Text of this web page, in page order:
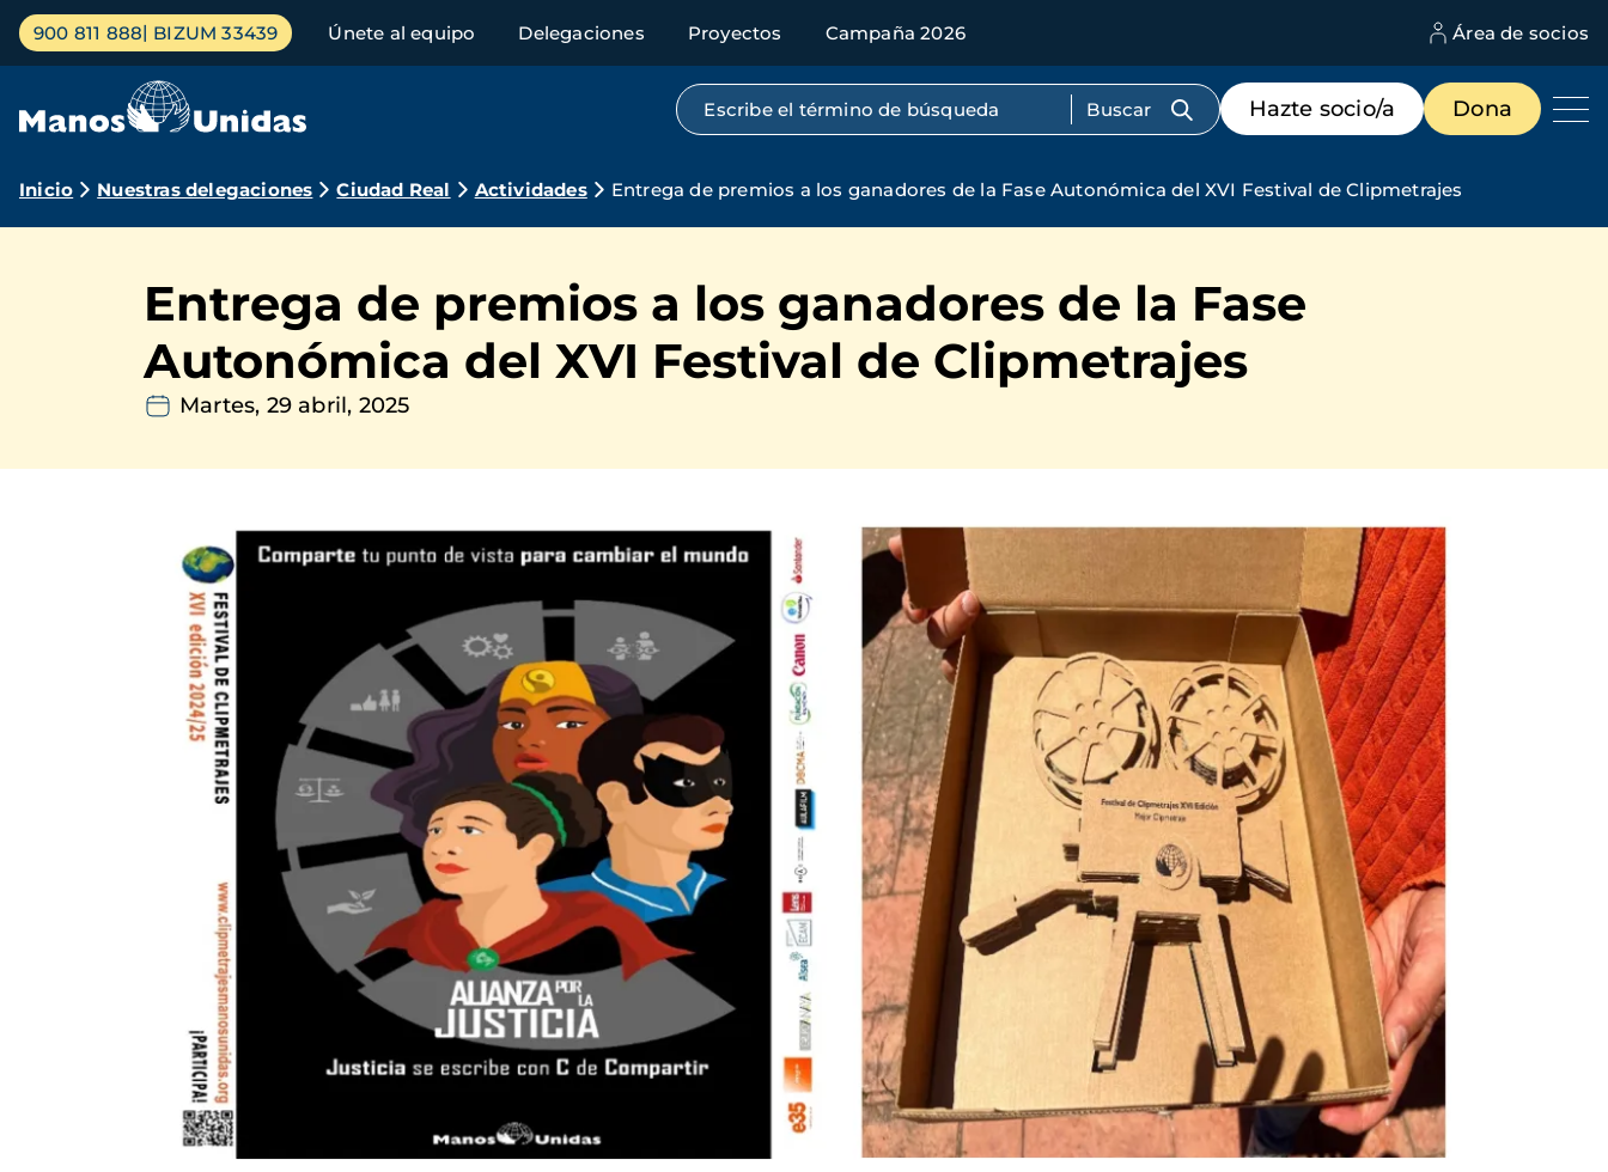
Pasar
contenido
Menú
principal
900 811 888 BIZUM 33439 Únete al equipo Delegaciones Proyectos Campaña 2026 Área de socios
Búsqueda por texto completo
Menú
de
destacados
Hazte socio/a Dona
Ruta
navegación
Inicio Nuestras delegaciones Ciudad Real Actividades Entrega de premios a los ganadores de la Fase Autonómica del XVI Festival de Clipmetrajes
Entrega de premios a los ganadores de la Fase
Autonómica del XVI Festival de Clipmetrajes
Martes, 29 abril, 2025